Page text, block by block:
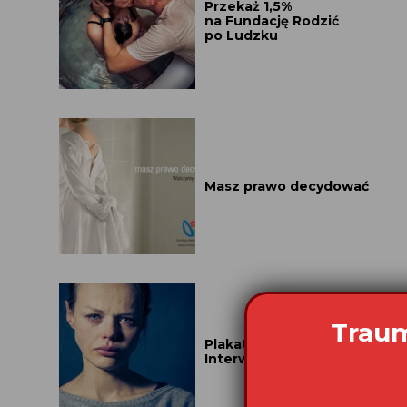
Przekaż 1,5%
na Fundację Rodzić
po Ludzku
Masz prawo decydować
Plakat A4 Fundusz
Interwencyjny 2025